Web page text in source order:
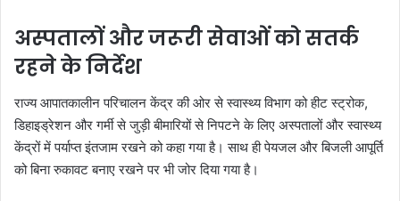
अस्पतालों और जरूरी सेवाओं को सतर्क
रहने के निर्देश
राज्य आपातकालीन परिचालन केंद्र की ओर से स्वास्थ्य विभाग को हीट स्ट्रोक,
डिहाइड्रेशन और गर्मी से जुड़ी बीमारियों से निपटने के लिए अस्पतालों और स्वास्थ्य
केंद्रों में पर्याप्त इंतजाम रखने को कहा गया है। साथ ही पेयजल और बिजली आपूर्ति
को बिना रुकावट बनाए रखने पर भी जोर दिया गया है।